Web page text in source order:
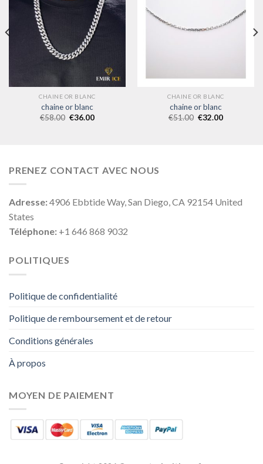
CHAINE OR BLANC
chaine or blanc
€58.00 €36.00
CHAINE OR BLANC
chaine or blanc
€51.00 €32.00
PRENEZ CONTACT AVEC NOUS
Adresse:4906 Ebbtide Way, San Diego, CA 92154 United
States
Téléphone: +1 646 868 9032
POLITIQUES
Politique de confidentialité
Politique de remboursement et de retour
Conditions générales
À propos
MOYEN DE PAIEMENT